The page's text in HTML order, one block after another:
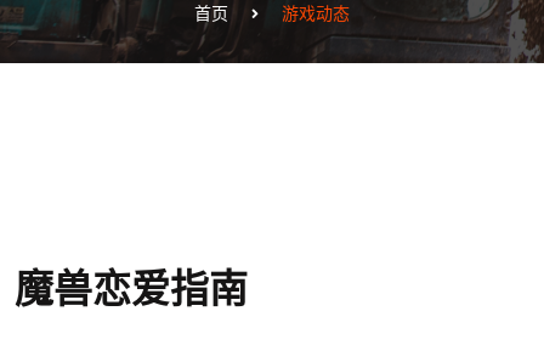
首页 游戏动态
魔兽恋爱指南